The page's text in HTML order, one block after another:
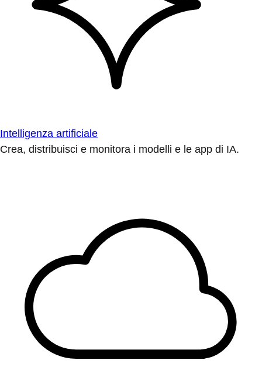
Intelligenza artificiale
Crea, distribuisci e monitora i modelli e le app di IA.